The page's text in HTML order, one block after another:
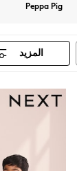
Peppa Pig
المزيد